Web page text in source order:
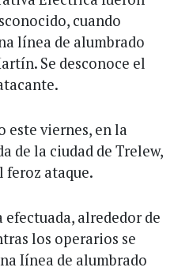
cuando
línea de alumbrado
Se desconoce el
este viernes, en la
de la ciudad de Trelew,
feroz ataque.
alrededor de
los operarios se
Iínea de alumbrado